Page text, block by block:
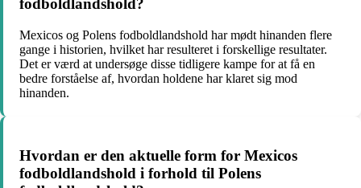
fodboldlandshold?
Mexicos og Polens fodboldlandshold har mødt hinanden flere
gange i historien, hvilket har resulteret i forskellige resultater.
Det er værd at undersøge disse tidligere kampe for at få en
bedre forståelse af, hvordan holdene har klaret sig mod
hinanden.
Hvordan er den aktuelle form for Mexicos
fodboldlandshold i forhold til Polens